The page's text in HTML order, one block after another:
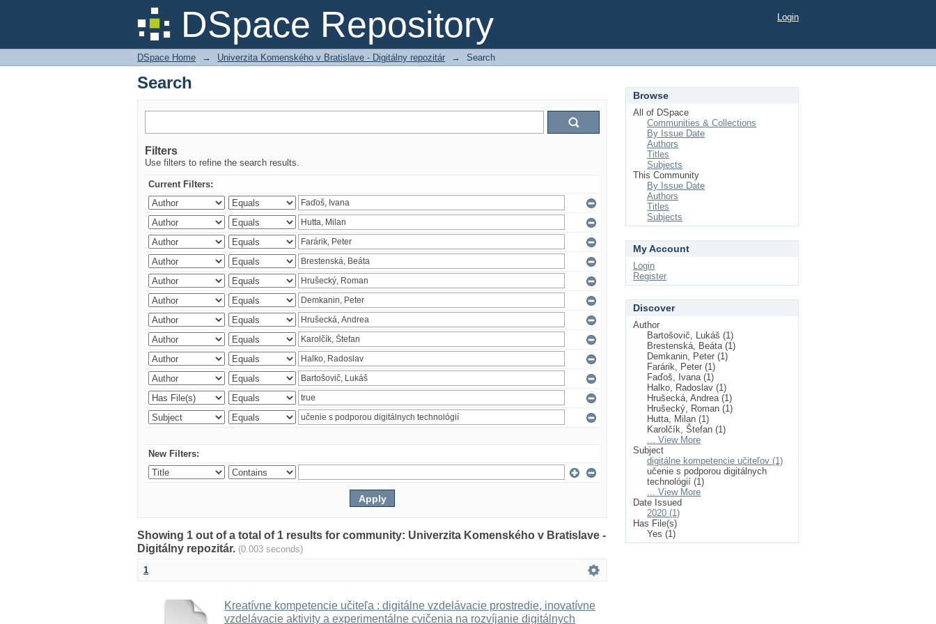
DSpace Repository
Search Login
DSpace Home → Univerzita Komenského v Bratislave - Digitálny repozitár → Search
Search
Filters
Use filters to refine the search results.
Current Filters:
New Filters:
Showing 1 out of a total of 1 results for community: Univerzita Komenského v Bratislave -
Digitálny repozitár. (0.003 seconds)
1
Kreatívne kompetencie učiteľa : digitálne vzdelávacie prostredie, inovatívne
vzdelávacie aktivity a experimentálne cvičenia na rozvíjanie digitálnych
Browse
All of DSpace
Communities & Collections
By Issue Date
Authors
Titles
Subjects
This Community
By Issue Date
Authors
Titles
Subjects
My Account
Login
Register
Discover
Author
Bartošovič, Lukáš (1)
Brestenská, Beáta (1)
Demkanin, Peter (1)
Farárik, Peter (1)
Faďoš, Ivana (1)
Halko, Radoslav (1)
Hrušecká, Andrea (1)
Hrušecký, Roman (1)
Hutta, Milan (1)
Karolčík, Štefan (1)
... View More
Subject
digitálne kompetencie učiteľov (1)
učenie s podporou digitálnych
technológií (1)
... View More
Date Issued
2020 (1)
Has File(s)
Yes (1)